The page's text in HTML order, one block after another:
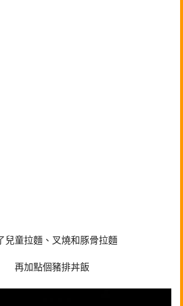
兒童拉麵、叉燒和豚骨拉麵
再加點個豬排丼飯